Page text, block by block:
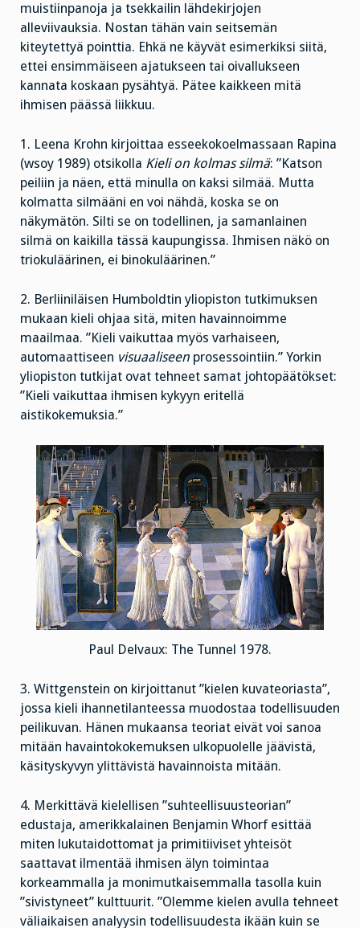
muistiinpanoja ja tsekkailin lähdekirjojen
alleviivauksia. Nostan tähän vain seitsemän
kiteytettyä pointtia. Ehkä ne käyvät esimerkiksi siitä,
ettei ensimmäiseen ajatukseen tai oivallukseen
kannata koskaan pysähtyä. Pätee kaikkeen mitä
ihmisen päässä liikkuu.
1. Leena Krohn kirjoittaa esseekokoelmassaan Rapina
(wsoy 1989) otsikolla Kieli on kolmas silmä: ”Katson
peiliin ja näen, että minulla on kaksi silmää. Mutta
kolmatta silmääni en voi nähdä, koska se on
näkymätön. Silti se on todellinen, ja samanlainen
silmä on kaikilla tässä kaupungissa. Ihmisen näkö on
triokuläärinen, ei binokuläärinen.”
2. Berliiniläisen Humboldtin yliopiston tutkimuksen
mukaan kieli ohjaa sitä, miten havainnoimme
maailmaa. ”Kieli vaikuttaa myös varhaiseen,
automaattiseen visuaaliseen prosessointiin.” Yorkin
yliopiston tutkijat ovat tehneet samat johtopäätökset:
”Kieli vaikuttaa ihmisen kykyyn eritellä
aistikokemuksia.”
Paul Delvaux: The Tunnel 1978.
3. Wittgenstein on kirjoittanut ”kielen kuvateoriasta”,
jossa kieli ihannetilanteessa muodostaa todellisuuden
peilikuvan. Hänen mukaansa teoriat eivät voi sanoa
mitään havaintokokemuksen ulkopuolelle jäävistä,
käsityskyvyn ylittävistä havainnoista mitään.
4. Merkittävä kielellisen ”suhteellisuusteorian”
edustaja, amerikkalainen Benjamin Whorf esittää
miten lukutaidottomat ja primitiiviset yhteisöt
saattavat ilmentää ihmisen älyn toimintaa
korkeammalla ja monimutkaisemmalla tasolla kuin
”sivistyneet” kulttuurit. ”Olemme kielen avulla tehneet
väliaikaisen analyysin todellisuudesta ikään kuin se